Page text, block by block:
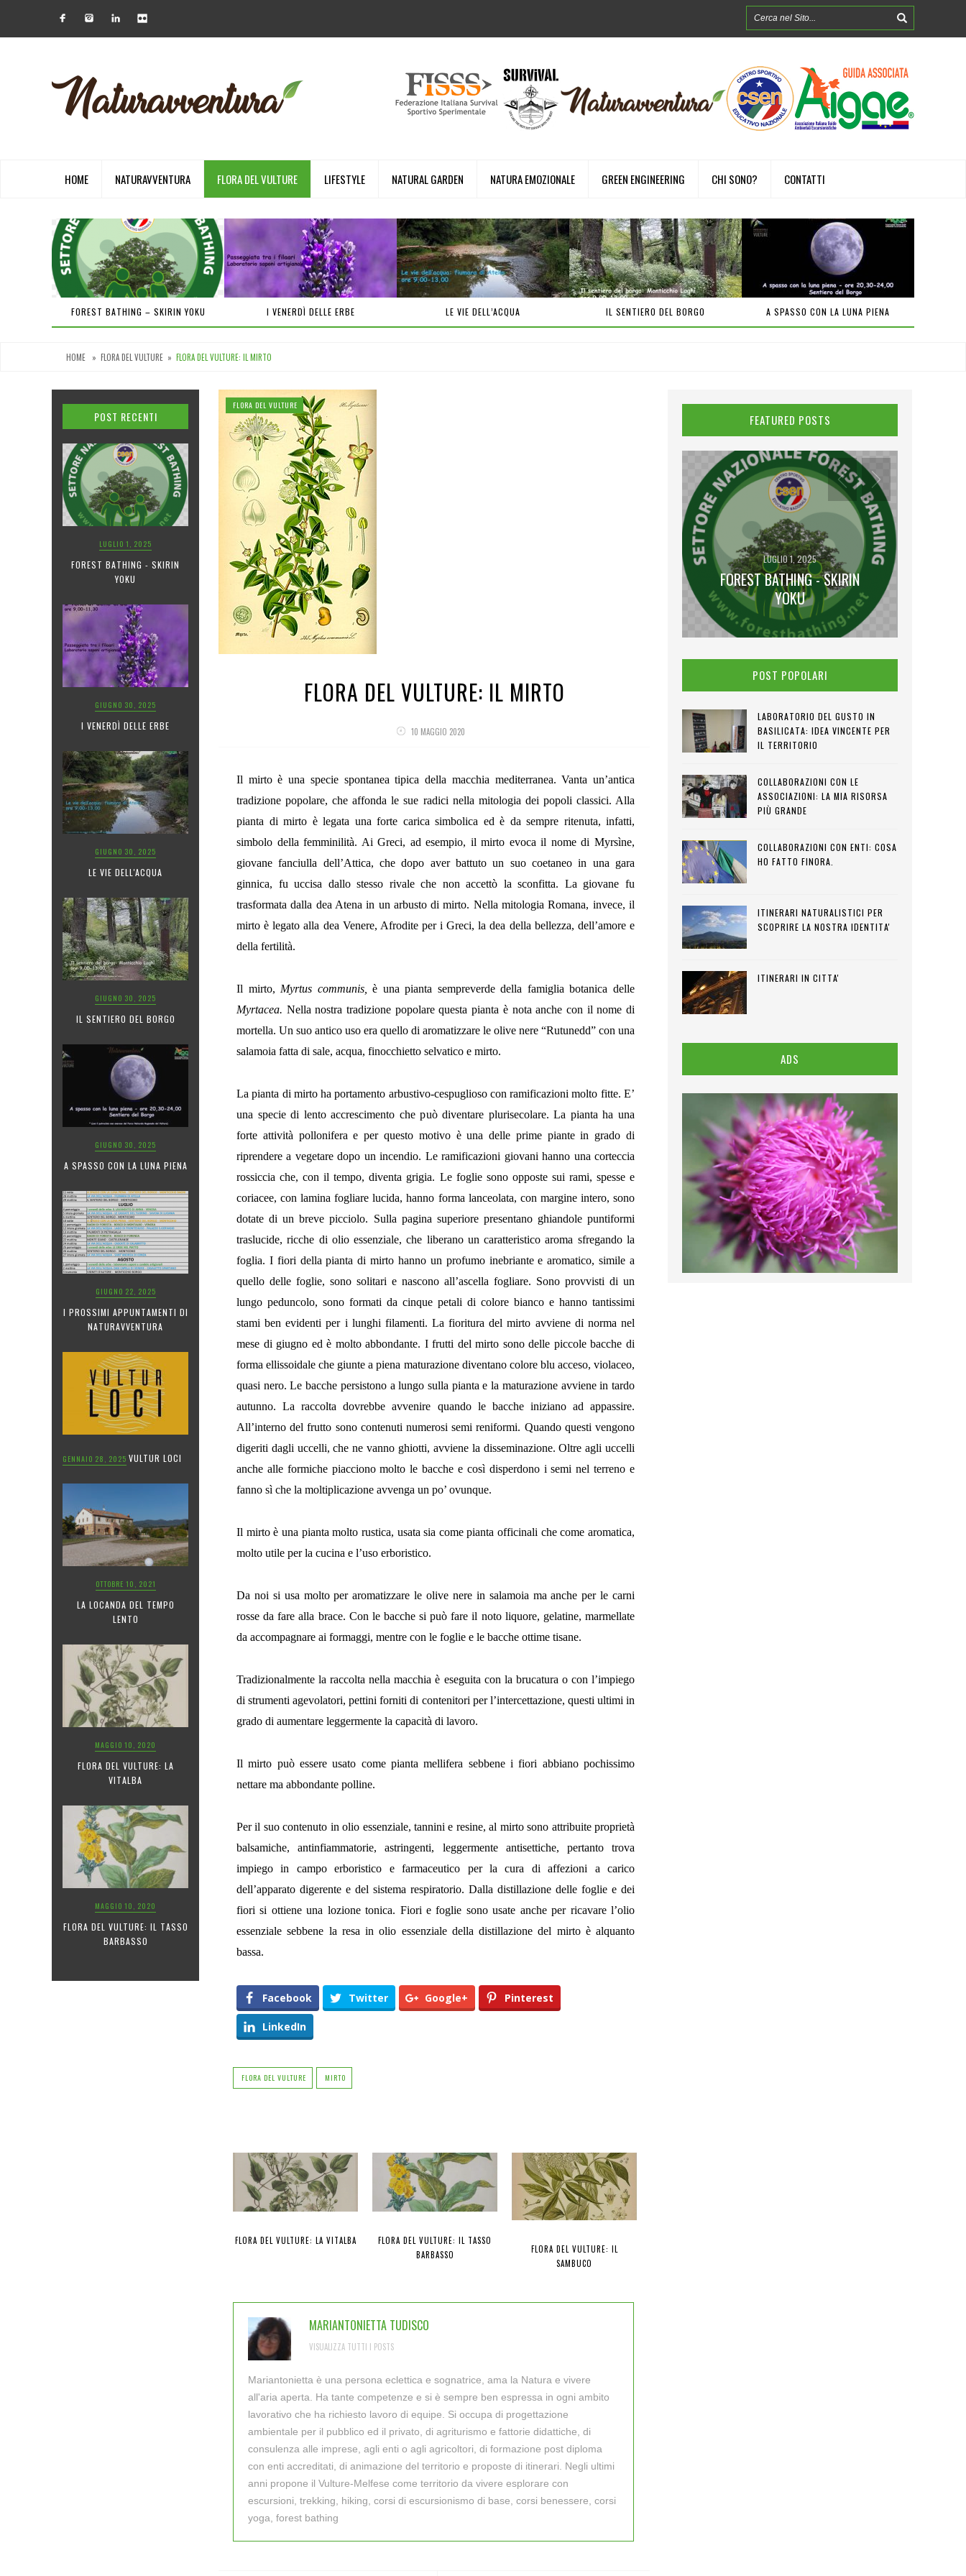
HOME NATURAVVENTURA FLORA DEL VULTURE LIFESTYLE NATURAL GARDEN NATURA EMOZIONALE GREEN ENGINEERING CHI SONO? CONTATTI
FOREST BATHING – SKIRIN YOKU I VENERDÌ DELLE ERBE LE VIE DELL’ACQUA IL SENTIERO DEL BORGO A SPASSO CON LA LUNA PIENA
HOME » FLORA DEL VULTURE » FLORA DEL VULTURE: IL MIRTO
POST RECENTI
LUGLIO 1, 2025
FOREST BATHING - SKIRIN
YOKU
GIUGNO 30, 2025
I VENERDÌ DELLE ERBE
GIUGNO 30, 2025
LE VIE DELL'ACQUA
GIUGNO 30, 2025
IL SENTIERO DEL BORGO
GIUGNO 30, 2025
A SPASSO CON LA LUNA PIENA
GIUGNO 22, 2025
I PROSSIMI APPUNTAMENTI DI
NATURAVVENTURA
GENNAIO 28, 2025 VULTUR LOCI
OTTOBRE 10, 2021
LA LOCANDA DEL TEMPO
LENTO
MAGGIO 10, 2020
FLORA DEL VULTURE: LA
VITALBA
MAGGIO 10, 2020
FLORA DEL VULTURE: IL TASSO
BARBASSO
FLORA DEL VULTURE
FLORA DEL VULTURE: IL MIRTO
10 MAGGIO 2020
Il mirto è una specie spontanea tipica della macchia mediterranea. Vanta un’antica
tradizione popolare, che affonda le sue radici nella mitologia dei popoli classici. Alla
pianta di mirto è legata una forte carica simbolica ed è da sempre ritenuta, infatti,
simbolo della femminilità. Ai Greci, ad esempio, il mirto evoca il nome di Myrsìne,
giovane fanciulla dell’Attica, che dopo aver battuto un suo coetaneo in una gara
ginnica, fu uccisa dallo stesso rivale che non accettò la sconfitta. La giovane fu
trasformata dalla dea Atena in un arbusto di mirto. Nella mitologia Romana, invece, il
mirto è legato alla dea Venere, Afrodite per i Greci, la dea della bellezza, dell’amore e
della fertilità.
Il mirto, Myrtus communis,è una pianta sempreverde della famiglia botanica delle
Myrtacea. Nella nostra tradizione popolare questa pianta è nota anche con il nome di
mortella. Un suo antico uso era quello di aromatizzare le olive nere “Rutunedd” con una
salamoia fatta di sale, acqua, finocchietto selvatico e mirto.
La pianta di mirto ha portamento arbustivo-cespuglioso con ramificazioni molto fitte. E’
una specie di lento accrescimento che può diventare plurisecolare. La pianta ha una
forte attività pollonifera e per questo motivo è una delle prime piante in grado di
riprendere a vegetare dopo un incendio. Le ramificazioni giovani hanno una corteccia
rossiccia che, con il tempo, diventa grigia. Le foglie sono opposte sui rami, spesse e
coriacee, con lamina fogliare lucida, hanno forma lanceolata, con margine intero, sono
dotate di un breve picciolo. Sulla pagina superiore presentano ghiandole puntiformi
traslucide, ricche di olio essenziale, che liberano un caratteristico aroma sfregando la
foglia. I fiori della pianta di mirto hanno un profumo inebriante e aromatico, simile a
quello delle foglie, sono solitari e nascono all’ascella fogliare. Sono provvisti di un
lungo peduncolo, sono formati da cinque petali di colore bianco e hanno tantissimi
stami ben evidenti per i lunghi filamenti. La fioritura del mirto avviene di norma nel
mese di giugno ed è molto abbondante. I frutti del mirto sono delle piccole bacche di
forma ellissoidale che giunte a piena maturazione diventano colore blu acceso, violaceo,
quasi nero. Le bacche persistono a lungo sulla pianta e la maturazione avviene in tardo
autunno. La raccolta dovrebbe avvenire quando le bacche iniziano ad appassire.
All’interno del frutto sono contenuti numerosi semi reniformi. Quando questi vengono
digeriti dagli uccelli, che ne vanno ghiotti, avviene la disseminazione. Oltre agli uccelli
anche alle formiche piacciono molto le bacche e così disperdono i semi nel terreno e
fanno sì che la moltiplicazione avvenga un po’ ovunque.
Il mirto è una pianta molto rustica, usata sia come pianta officinali che come aromatica,
molto utile per la cucina e l’uso erboristico.
Da noi si usa molto per aromatizzare le olive nere in salamoia ma anche per le carni
rosse da fare alla brace. Con le bacche si può fare il noto liquore, gelatine, marmellate
da accompagnare ai formaggi, mentre con le foglie e le bacche ottime tisane.
Tradizionalmente la raccolta nellamacchia è eseguita con la brucatura o con l’impiego
di strumenti agevolatori, pettini forniti di contenitori per l’intercettazione, questi ultimi in
grado di aumentare leggermente la capacità di lavoro.
Il mirto può essere usato come pianta mellifera sebbene i fiori abbiano pochissimo
nettare ma abbondante polline.
Per il suo contenuto inolio essenziale, tannini e resine, al mirto sono attribuiteproprietà
balsamiche, antinfiammatorie, astringenti, leggermente antisettiche, pertanto trova
impiego in campo erboristico e farmaceutico per la cura di affezioni a carico
dell’apparato digerente e del sistema respiratorio. Dalla distillazione delle foglie e dei
fiori si ottiene una lozione tonica. Fiori e foglie sono usate anche per ricavare l’olio
essenziale sebbene la resa inolio essenzialedella distillazione del mirto è alquanto
bassa.
Facebook Twitter Google+ Pinterest
LinkedIn
FLORA DEL VULTURE MIRTO
FLORA DEL VULTURE: LA VITALBA
FLORA DEL VULTURE: IL TASSO
BARBASSO
FLORA DEL VULTURE: IL
SAMBUCO
MARIANTONIETTA TUDISCO
VISUALIZZA TUTTI I POSTS
Mariantonietta è una persona eclettica e sognatrice, ama la Natura e vivere
all'aria aperta. Ha tante competenze e si è sempre ben espressa in ogni ambito
lavorativo che ha richiesto lavoro di equipe. Si occupa di progettazione
ambientale per il pubblico ed il privato, di agriturismo e fattorie didattiche, di
consulenza alle imprese, agli enti o agli agricoltori, di formazione post diploma
con enti accreditati, di animazione del territorio e proposte di itinerari. Negli ultimi
anni propone il Vulture-Melfese come territorio da vivere esplorare con
escursioni, trekking, hiking, corsi di escursionismo di base, corsi benessere, corsi
yoga, forest bathing
FEATURED POSTS
LUGLIO 1, 2025
FOREST BATHING - SKIRIN
YOKU
POST POPOLARI
LABORATORIO DEL GUSTO IN
BASILICATA: IDEA VINCENTE PER
IL TERRITORIO
COLLABORAZIONI CON LE
ASSOCIAZIONI: LA MIA RISORSA
PIÙ GRANDE
COLLABORAZIONI CON ENTI: COSA
HO FATTO FINORA.
ITINERARI NATURALISTICI PER
SCOPRIRE LA NOSTRA IDENTITA'
ITINERARI IN CITTA'
ADS